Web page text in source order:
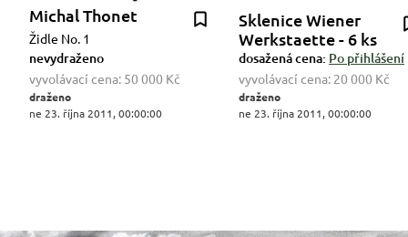
Michal Thonet
Židle No. 1
nevydraženo
vyvolávací cena: 50 000 Kč
draženo
ne 23. října 2011, 00:00:00
Sklenice Wiener
Werkstaette - 6 ks
dosažená cena: Po přihlášení
vyvolávací cena: 20 000 Kč
draženo
ne 23. října 2011, 00:00:00